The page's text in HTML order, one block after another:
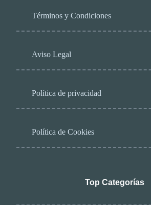
Términos y Condiciones
Aviso Legal
Política de privacidad
Política de Cookies
Top Categorías